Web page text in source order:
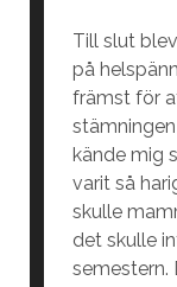
Till slut
på
främst för
kände mig
varit så
skulle
det skulle
semestern.